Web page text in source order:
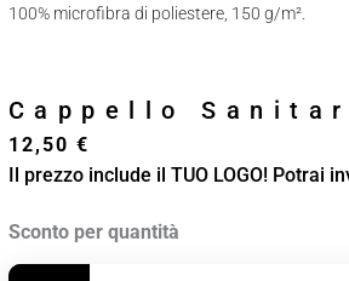
100% microfibra di poliestere, 150 g/m².
Cappello
12,50 €
Il prezzo include il TUO LOGO! Potrai
Sconto per quantità
Cappello
Sanitario